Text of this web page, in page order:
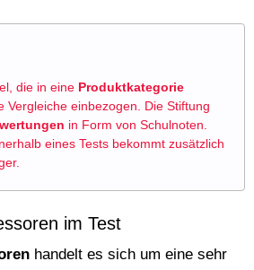
die in eine Produktkategorie
Vergleiche einbezogen. Die Stiftung
in Form von Schulnoten.
eines Tests bekommt zusätzlich
im Test
handelt es sich um eine sehr